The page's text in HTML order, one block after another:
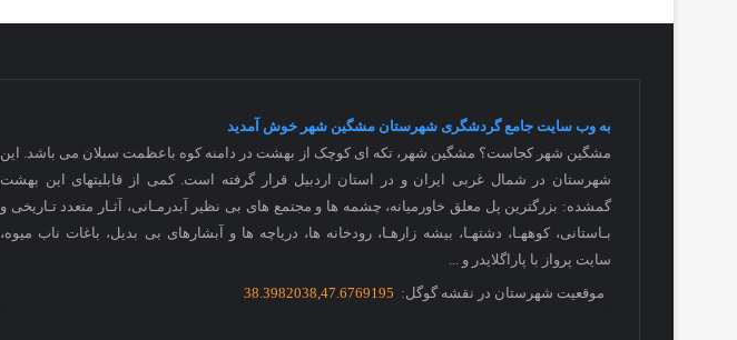
به وب سایت جامع گردشگری شهرستان مشگین شهر خوش آمدید
مشگین شهر کجاست؟ مشگین شهر، تکه ای کوچک از بهشت در دامنه کوه باعظمت سبلان می باشد. این
شهرستان در شمال غربی ایران و در استان اردبیل قرار گرفته است. کمی از قابلیتهای این بهشت
گمشده: بزرگترین پل معلق خاورمیانه، چشمه ها و مجتمع های بی نظیر آبدرمـانی، آثـار متعدد تـاریخی و
بـاستانی، کوههـا، دشتهـا، بیشه زارهـا، رودخانه ها، دریاچه ها و آبشارهای بی بدیل، باغات ناب میوه،
سایت پرواز با پاراگلایدر و ...
موقعیت شهرستان در نقشه گوگل: 38.3982038,47.6769195